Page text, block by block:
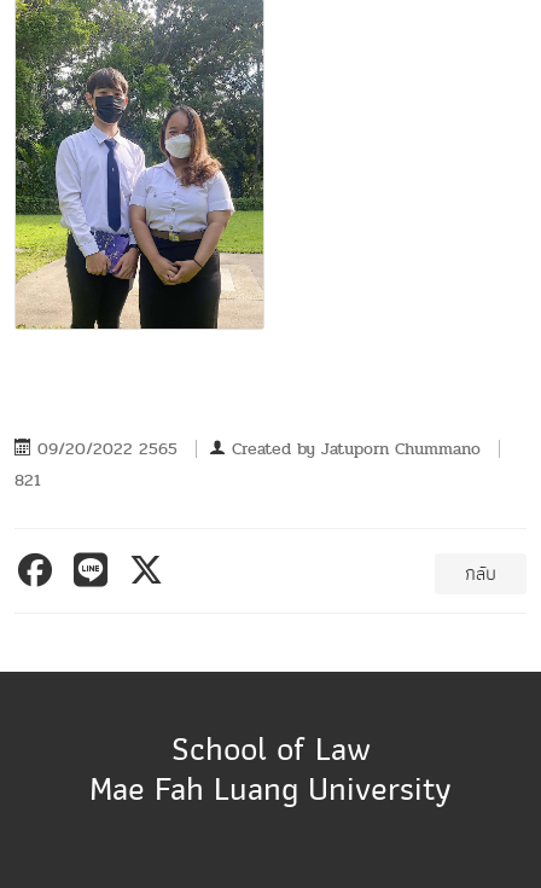
09/20/2022 2565 Created by Jatuporn Chummano
821
กลับ
School of Law
Mae Fah Luang University